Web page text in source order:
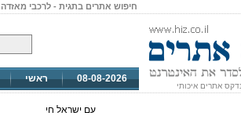
חיפוש אתרים בתגית - לרכבי מאזדה
אתרים איכותי
08-08-2026 ראשי
עם ישראל חי